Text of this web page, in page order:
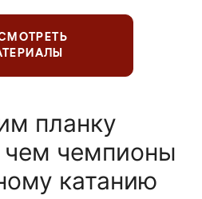
планку
чем чемпионы
катанию